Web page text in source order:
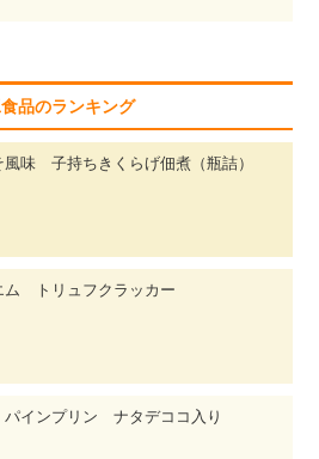
品のランキング
味 子持ちきくらげ佃煮（瓶詰）
ム トリュフクラッカー
インプリン ナタデココ入り